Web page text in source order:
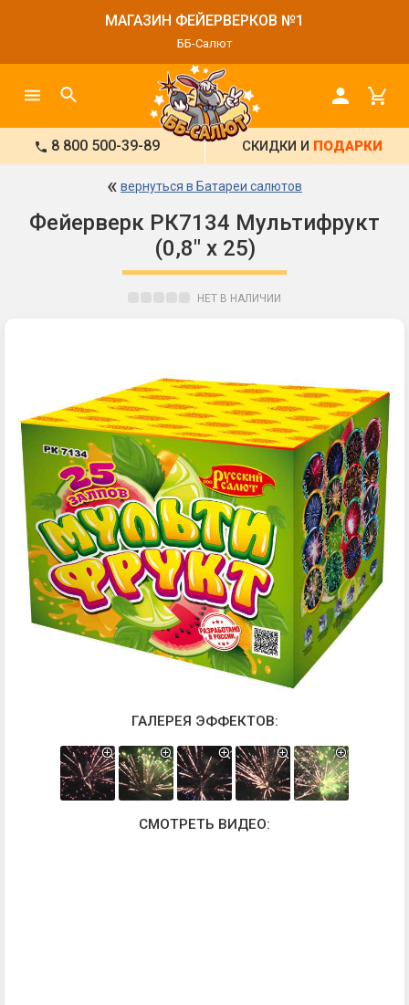
МАГАЗИН ФЕЙЕРВЕРКОВ №1
ББ-Салют
8 800 500-39-89 СКИДКИ И ПОДАРКИ
« вернуться в Батареи салютов
Фейерверк РК7134 Мультифрукт
(0,8" х 25)
НЕТ В НАЛИЧИИ
ГАЛЕРЕЯ ЭФФЕКТОВ:
СМОТРЕТЬ ВИДЕО: